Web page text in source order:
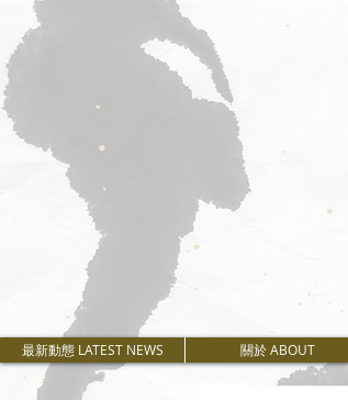
最新動態 LATEST NEWS 關於 ABOUT